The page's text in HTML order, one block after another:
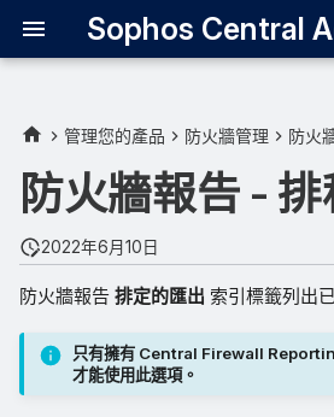
Sophos Central
管理您的產品 防火牆管理 防火
防火牆報告 -
2022年6月10日
防火牆報告 排定的匯出 索引標籤列出
只有擁有 Central Firewall
才能使用此選項。